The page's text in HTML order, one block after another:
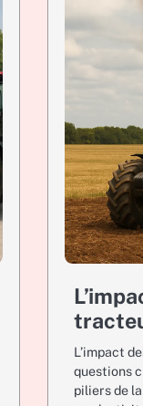
L’impact
questions
piliers de